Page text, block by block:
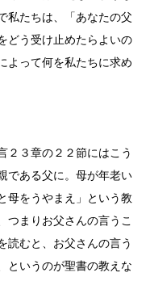
私たちは、「あなたの父
どう受け止めたらよいの
よって何を私たちに求め
３章の２２節にはこう
である父に。母が年老い
母をうやまえ」という教
つまりお父さんの言うこ
読むと、お父さんの言う
というのが聖書の教えな